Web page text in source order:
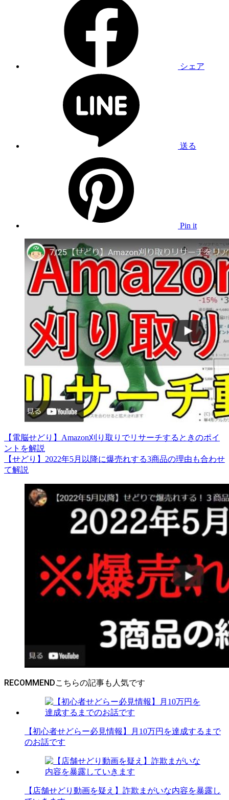
シェア
送る
Pin it
【電脳せどり】Amazon刈り取りでリサーチするときのポイ
ントを解説
【せどり】2022年5月以降に爆売れする3商品の理由も合わせ
て解説
RECOMMEND
【初心者せどらー必見情報】月10万円を達成するまで
のお話です
【店舗せどり動画を疑え】詐欺まがいな内容を暴露し